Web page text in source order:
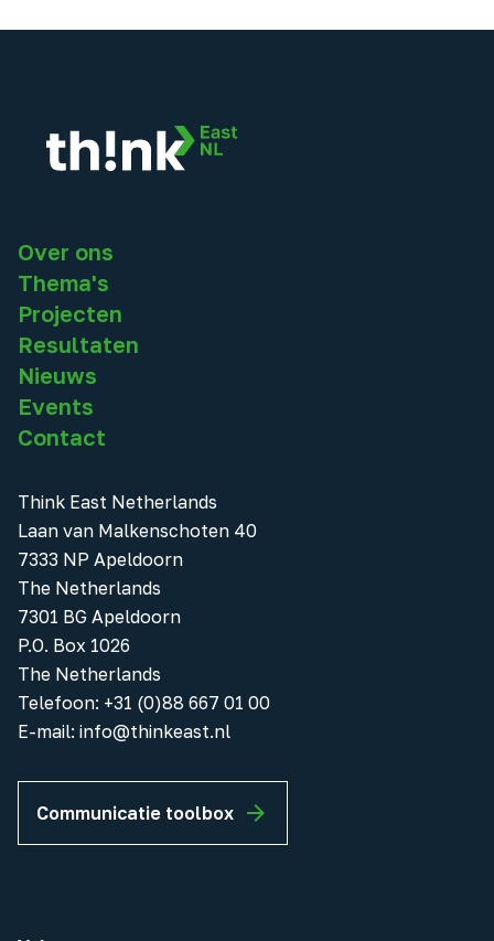
Over ons
Thema's
Projecten
Resultaten
Nieuws
Events
Contact
Think East Netherlands
Laan van Malkenschoten 40
7333 NP Apeldoorn
The Netherlands
7301 BG Apeldoorn
P.O. Box 1026
The Netherlands
Telefoon: +31 (0)88 667 01 00
E-mail: info@thinkeast.nl
Communicatie toolbox